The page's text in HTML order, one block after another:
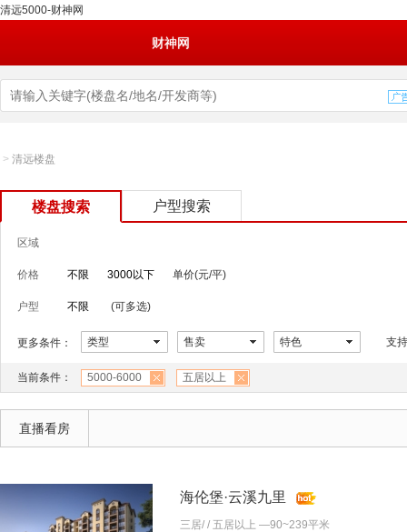
清远5000-财神网
财神网
> 清远楼盘
楼盘搜索 户型搜索
区域
价格 不限 3000以下 单价(元/平)
户型 不限 (可多选)
更多条件： 类型 售卖 特色 支
当前条件： 5000-6000 五居以上
直播看房
海伦堡·云溪九里
三居/ / 五居以上 —90~239平米